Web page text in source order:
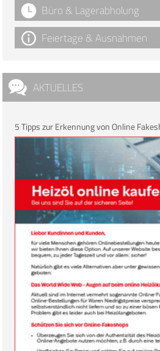
Büro & Lagerabholung
Feiertage & Ausnahmen
AKTUELLES
5 Tipps zur Erkennung von Online